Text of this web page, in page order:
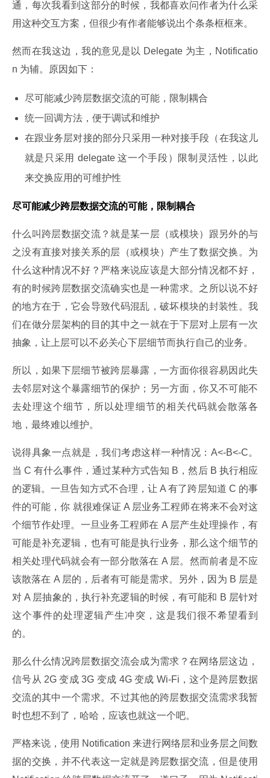
通，每次我看到这部分的时候，我都喜欢问作者为什么采
用这种交互方案，但很少有作者能够说出个条条框框来。
然而在我这边，我的意见是以 Delegate 为主，Notificatio
n 为辅。原因如下：
尽可能减少跨层数据交流的可能，限制耦合
统一回调方法，便于调试和维护
在跟业务层对接的部分只采用一种对接手段（在我这儿
就是只采用 delegate 这一个手段）限制灵活性，以此
来交换应用的可维护性
尽可能减少跨层数据交流的可能，限制耦合
什么叫跨层数据交流？就是某一层（或模块）跟另外的与
之没有直接对接关系的层（或模块）产生了数据交换。为
什么这种情况不好？严格来说应该是大部分情况都不好，
有的时候跨层数据交流确实也是一种需求。之所以说不好
的地方在于，它会导致代码混乱，破坏模块的封装性。我
们在做分层架构的目的其中之一就在于下层对上层有一次
抽象，让上层可以不必关心下层细节而执行自己的业务。
所以，如果下层细节被跨层暴露，一方面你很容易因此失
去邻层对这个暴露细节的保护；另一方面，你又不可能不
去处理这个细节，所以处理细节的相关代码就会散落各
地，最终难以维护。
说得具象一点就是，我们考虑这样一种情况：A<-B<-C。
当 C 有什么事件，通过某种方式告知 B，然后 B 执行相应
的逻辑。一旦告知方式不合理，让 A 有了跨层知道 C 的事
件的可能，你 就很难保证 A 层业务工程师在将来不会对这
个细节作处理。一旦业务工程师在 A 层产生处理操作，有
可能是补充逻辑，也有可能是执行业务，那么这个细节的
相关处理代码就会有一部分散落在 A 层。然而前者是不应
该散落在 A 层的，后者有可能是需求。另外，因为 B 层是
对 A 层抽象的，执行补充逻辑的时候，有可能和 B 层针对
这个事件的处理逻辑产生冲突，这是我们很不希望看到
的。
那么什么情况跨层数据交流会成为需求？在网络层这边，
信号从 2G 变成 3G 变成 4G 变成 Wi-Fi，这个是跨层数据
交流的其中一个需求。不过其他的跨层数据交流需求我暂
时也想不到了，哈哈，应该也就这一个吧。
严格来说，使用 Notification 来进行网络层和业务层之间数
据的交换，并不代表这一定就是跨层数据交流，但是使用